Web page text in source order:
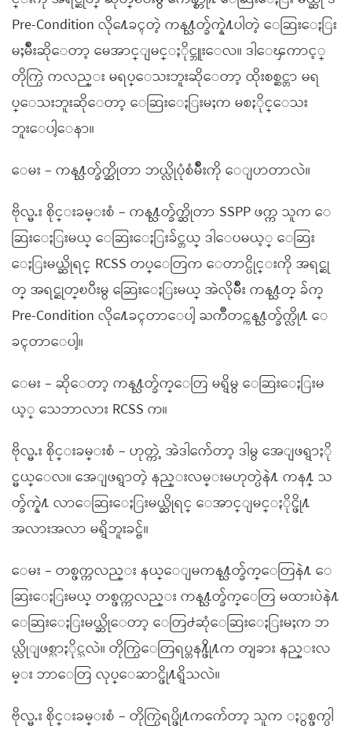
Pre-Condition လို႔ေခၚတဲ့ ကန႔္သတ္ခ်က္နဲ႔ပါတဲ့ ေဆြးေႏြး
မႈမ်ိဳးဆိုေတာ့ မေအာင္ျမင္ႏိုင္ဘူးေလ။ ဒါေၾကာင့္
တိုက္ပြဲ ကလည္း မရပ္ေသးဘူးဆိုေတာ့ ထိုးစစ္ဆင္တာ မရ
ပ္ေသးဘူးဆိုေတာ့ ေဆြးေႏြးမႈက မစႏိုင္ေသး
ဘူးေပါ့ေနာ။
ေမး – ကန႔္သတ္ခ်က္ဆိုတာ ဘယ္လိုပုံစံမ်ိဳးကို ေျပာတာလဲ။
ဗိုလ္မႉး စိုင္းခမ္းစံ – ကန႔္သတ္ခ်က္ဆိုတာ SSPP ဖက္က သူက ေ
ဆြးေႏြးမယ္ ေဆြးေႏြးခ်င္တယ္ ဒါေပမယ့္ ေဆြး
ေႏြးမယ္ဆိုရင္ RCSS တပ္ေတြက ေတာင္ပိုင္းကို အရင္ဆု
တ္ အရင္ဆုတ္ၿပီးမွ ေဆြးေႏြးမယ္ အဲလိုမ်ိဳး ကန႔္သတ္ ခ်က္
Pre-Condition လို႔ေခၚတာေပါ့ ႀကိဳတင္ကန႔္သတ္ခ်က္လို႔ ေ
ခၚတာေပါ့။
ေမး – ဆိုေတာ့ ကန႔္သတ္ခ်က္ေတြ မရွိမွ ေဆြးေႏြးမ
ယ့္ သေဘာလား RCSS က။
ဗိုလ္မႉး စိုင္းခမ္းစံ – ဟုတ္ကဲ့ အဲဒါက်ေတာ့ ဒါမွ အေျဖရွာႏို
င္မယ္ေလ။ အေျဖရွာတဲ့ နည္းလမ္းမဟုတ္ပဲနဲ႔ ကန႔္ သ
တ္ခ်က္နဲ႔ လာေဆြးေႏြးမယ္ဆိုရင္ ေအာင္ျမင္ႏိုင္ဖို႔
အလားအလာ မရွိဘူးခင္ဗ်။
ေမး – တစ္ဖက္ကလည္း နယ္ေျမကန႔္သတ္ခ်က္ေတြနဲ႔ ေ
ဆြးေႏြးမယ္ တစ္ဖက္ကလည္း ကန႔္သတ္ခ်က္ေတြ မထားပဲနဲ႔
ေဆြးေႏြးမယ္ဆိုေတာ့ ေတြ႕ဆုံေဆြးေႏြးမႈက ဘ
ယ္လိုျဖစ္လာႏိုင္သလဲ။ တိုက္ပြဲေတြရပ္တန႔္ဖို႔က တျခား နည္းလ
မ္း ဘာေတြ လုပ္ေဆာင္ဖို႔ရွိသလဲ။
ဗိုလ္မႉး စိုင္းခမ္းစံ – တိုက္ပြဲရပ္ဖို႔ကက်ေတာ့ သူက ႏွစ္ဖက္ပါ